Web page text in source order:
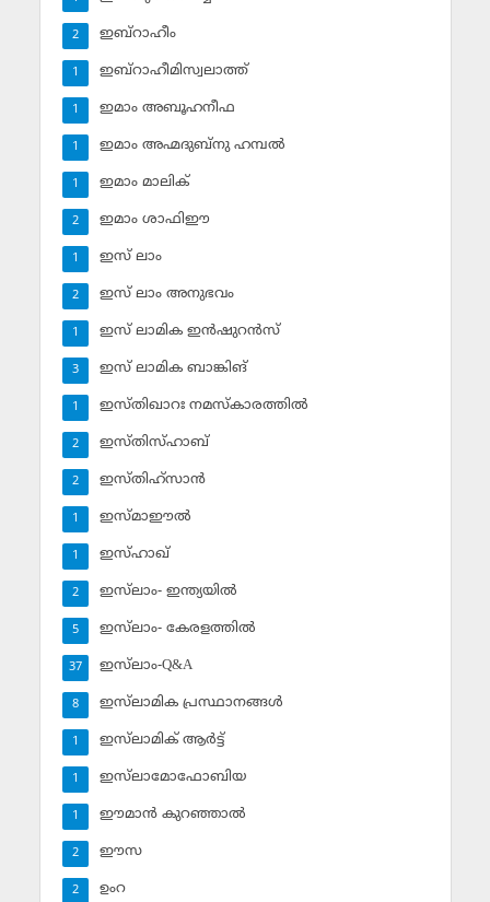
ഇബ്‌റാഹീം
2
ഇബ്‌റാഹീമിസ്വലാത്ത്
1
ഇമാം അബൂഹനീഫ
1
ഇമാം അഹ്മദുബ്‌നു ഹമ്പല്‍
1
ഇമാം മാലിക്
1
ഇമാം ശാഫിഈ
2
ഇസ് ലാം
1
ഇസ് ലാം അനുഭവം
2
ഇസ് ലാമിക ഇന്‍ഷുറന്‍സ്‌
1
ഇസ് ലാമിക ബാങ്കിങ്‌
3
ഇസ്തിഖാറഃ നമസ്‌കാരത്തില്‍
1
ഇസ്തിസ്ഹാബ്
2
ഇസ്തിഹ്‌സാന്‍
2
ഇസ്മാഈല്‍
1
ഇസ്ഹാഖ്‌
1
ഇസ്‌ലാം- ഇന്ത്യയില്‍
2
ഇസ്‌ലാം- കേരളത്തില്‍
5
ഇസ്‌ലാം-Q&A
37
ഇസ്‌ലാമിക പ്രസ്ഥാനങ്ങള്‍
8
ഇസ്‌ലാമിക് ആര്‍ട്ട്
1
ഇസ്‌ലാമോഫോബിയ
1
ഈമാന്‍ കുറഞ്ഞാല്‍
1
ഈസ
2
ഉംറ
2